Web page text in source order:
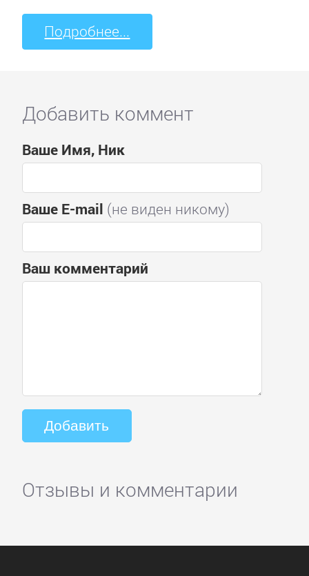
Подробнее...
Добавить коммент
Ваше Имя, Ник
Ваше E-mail (не виден никому)
Ваш комментарий
Отзывы и комментарии